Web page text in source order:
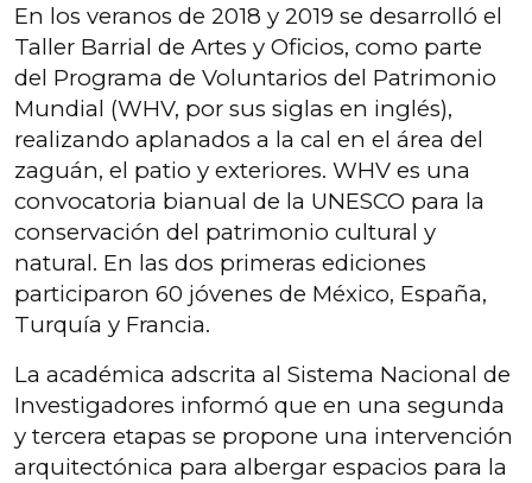
En los veranos de 2018 y 2019 se desarrolló el
Taller Barrial de Artes y Oficios, como parte
del Programa de Voluntarios del Patrimonio
Mundial (WHV, por sus siglas en inglés),
realizando aplanados a la cal en el área del
zaguán, el patio y exteriores. WHV es una
convocatoria bianual de la UNESCO para la
conservación del patrimonio cultural y
natural. En las dos primeras ediciones
participaron 60 jóvenes de México, España,
Turquía y Francia.
La académica adscrita al Sistema Nacional de
Investigadores informó que en una segunda
y tercera etapas se propone una intervención
arquitectónica para albergar espacios para la